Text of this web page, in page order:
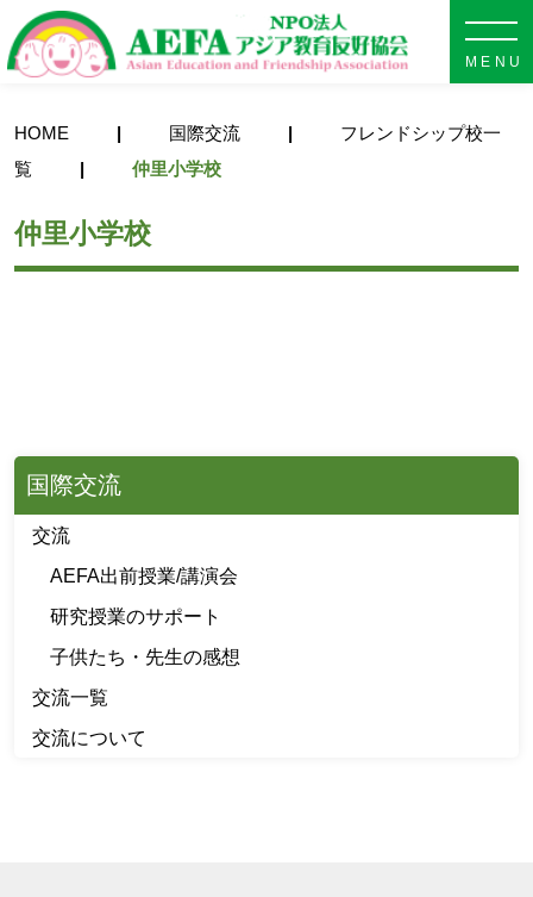
HOME 国際交流
フレンドシップ校一
覧
仲里小学校
仲里小学校
国際交流
交流
AEFA出前授業/講演会
研究授業のサポート
子供たち・先生の感想
交流一覧
交流について